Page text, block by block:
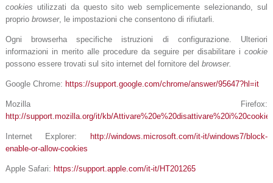
cookies utilizzati da questo sito web semplicemente selezionando, sul
proprio browser, le impostazioni che consentono di rifiutarli.
Ogni browserha specifiche istruzioni di configurazione. Ulteriori
informazioni in merito alle procedure da seguire per disabilitare icookie
possono essere trovati sul sito internet del fornitore del browser.
Google Chrome: https://support.google.com/chrome/answer/95647?hl=it
Mozilla Firefox:
http://support.mozilla.org/it/kb/Attivare%20e%20disattivare%20i%20cookie
Internet Explorer:http://windows.microsoft.com/it-it/windows7/block-
enable-or-allow-cookies
Apple Safari: https://support.apple.com/it-it/HT201265